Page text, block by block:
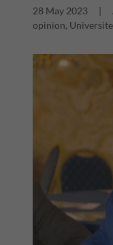
28 May 2023 |
opinion,